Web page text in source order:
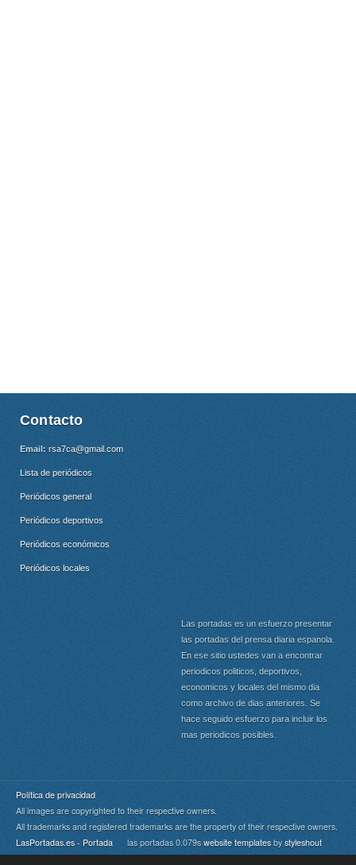
Contacto
Email: rsa7ca@gmail.com
Lista de periódicos
Periódicos general
Periódicos deportivos
Periódicos económicos
Periódicos locales
Las portadas es un esfuerzo presentar
las portadas del prensa diaria espanola.
En ese sitio ustedes van a encontrar
periodicos politicos, deportivos,
economicos y locales del mismo dia
como archivo de dias anteriores. Se
hace seguido esfuerzo para incluir los
mas periodicos posibles.
Política de privacidad
All images are copyrighted to their respective owners.
All trademarks and registered trademarks are the property of their respective owners.
LasPortadas.es - Portada las portadas 0.079s website templates by styleshout